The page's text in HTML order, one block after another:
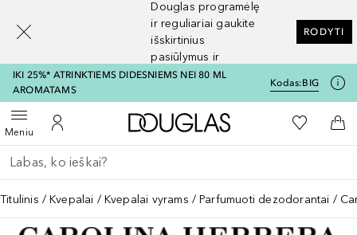
Douglas programėlę
ir reguliariai gaukite
išskirtinius
pasiūlymus ir
nuolaidas
RODYTI
IKI 25%* ATRINKTIEMS DIDESNIEMS NEI 80 ML
AROMATAMS
Kodas:BIG
MeniuAtidaryti meniuĮ mano paskyrą
Į Douglas pagrindinį
Į mano
Į
Grįžk atgal
Vykdykite paiešką
Titulinis Kvepalai Kvepalai vyrams Parfumuoti dezodorantai
[navigation.slideout.screenreader]